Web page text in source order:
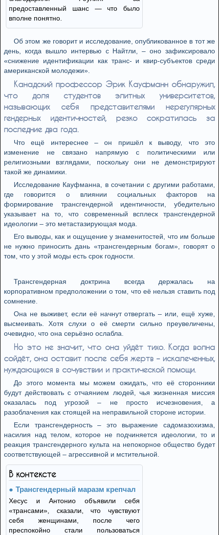
предоставленный шанс — что было
вполне понятно.
Об этом же говорит и исследование, опубликованное в тот же
день, когда вышло интервью с Найтли, – оно зафиксировало
«снижение идентификации как транс- и квир-субъектов среди
американской молодежи».
Канадский профессор Эрик Кауфманн обнаружил,
что доля студентов элитных университетов,
называющих себя представителями нерегулярных
гендерных идентичностей, резко сократилась за
последние два года.
Что ещё интереснее – он пришёл к выводу, что это
изменение не связано напрямую с политическими или
религиозными взглядами, поскольку они не демонстрируют
такой же динамики.
Исследование Кауфманна, в сочетании с другими работами,
где говорится о влиянии социальных факторов на
формирование трансгендерной идентичности, убедительно
указывает на то, что современный всплеск трансгендерной
идеологии – это метастазирующая мода.
Его выводы, как и ощущение у знаменитостей, что им больше
не нужно приносить дань «трансгендерным богам», говорят о
том, что у этой моды есть срок годности.
Трансгендерная доктрина всегда держалась на
корпоративном предположении о том, что её нельзя ставить под
сомнение.
Она не выживет, если её начнут отвергать – или, ещё хуже,
высмеивать. Хотя слухи о её смерти сильно преувеличены,
очевидно, что она серьёзно ослабла.
Но это не значит, что она уйдёт тихо. Когда волна
сойдёт, она оставит после себя жертв – искалеченных,
нуждающихся в сочувствии и практической помощи.
До этого момента мы можем ожидать, что её сторонники
будут действовать с отчаянием людей, чья жизненная миссия
оказалась под угрозой – не просто исчезновения, а
разоблачения как стоящей на неправильной стороне истории.
Если трансгендерность – это выражение садомазохизма,
насилия над телом, которое не подчиняется идеологии, то и
реакция трансгендерного культа на непокорное общество будет
соответствующей – агрессивной и мстительной.
В контексте
Трансгендерный маразм крепчал
Хесус и Антонио объявили себя
«трансами», сказали, что чувствуют
себя женщинами, после чего
преспокойно стали пользоваться